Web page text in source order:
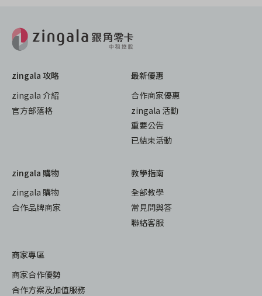
zingala 攻略
zingala 介紹
官方部落格
最新優惠
合作商家優惠
zingala 活動
重要公告
已結束活動
zingala 購物
zingala 購物
合作品牌商家
教學指南
全部教學
常見問與答
聯絡客服
商家專區
商家合作優勢
合作方案及加值服務